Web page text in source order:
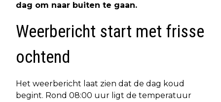
dag om naar buiten te gaan.
Weerbericht start met frisse
ochtend
Het weerbericht laat zien dat de dag koud
begint. Rond 08:00 uur ligt de temperatuur